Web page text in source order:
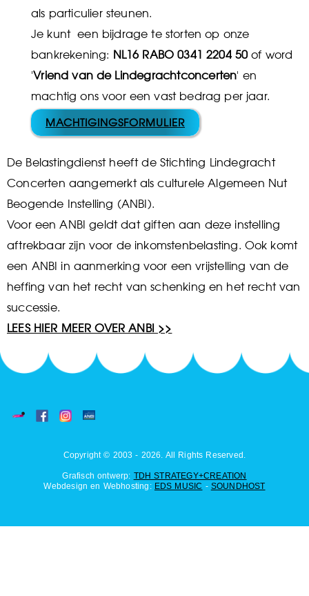
als particulier steunen.
Je kunt een bijdrage te storten op onze
bankrekening: NL16 RABO 0341 2204 50of word
'Vriend van de Lindegrachtconcerten' en
machtig ons voor een vast bedrag per jaar.
MACHTIGINGSFORMULIER
De Belastingdienst heeft de Stichting Lindegracht
Concerten aangemerkt als culturele Algemeen Nut
Beogende Instelling (ANBI).
Voor een ANBI geldt dat giften aan deze instelling
aftrekbaar zijn voor de inkomstenbelasting. Ook komt
een ANBI in aanmerking voor een vrijstelling van de
heffing van het recht van schenking en het recht van
successie.
LEES HIER MEER OVER ANBI >>
Copyright © 2003 - 2026. All Rights Reserved.
Grafisch ontwerp: TDH STRATEGY+CREATION
Webdesign en Webhosting: EDS MUSIC - SOUNDHOST